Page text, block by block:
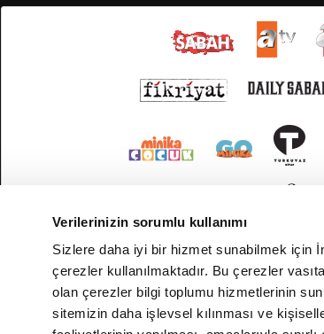
Verilerinizin sorumlu kullanımı
Sizlere daha iyi bir hizmet sunabilmek için
çerezler kullanılmaktadır. Bu çerezler
olan çerezler bilgi toplumu hizmetlerinin
sitemizin daha işlevsel kılınması ve